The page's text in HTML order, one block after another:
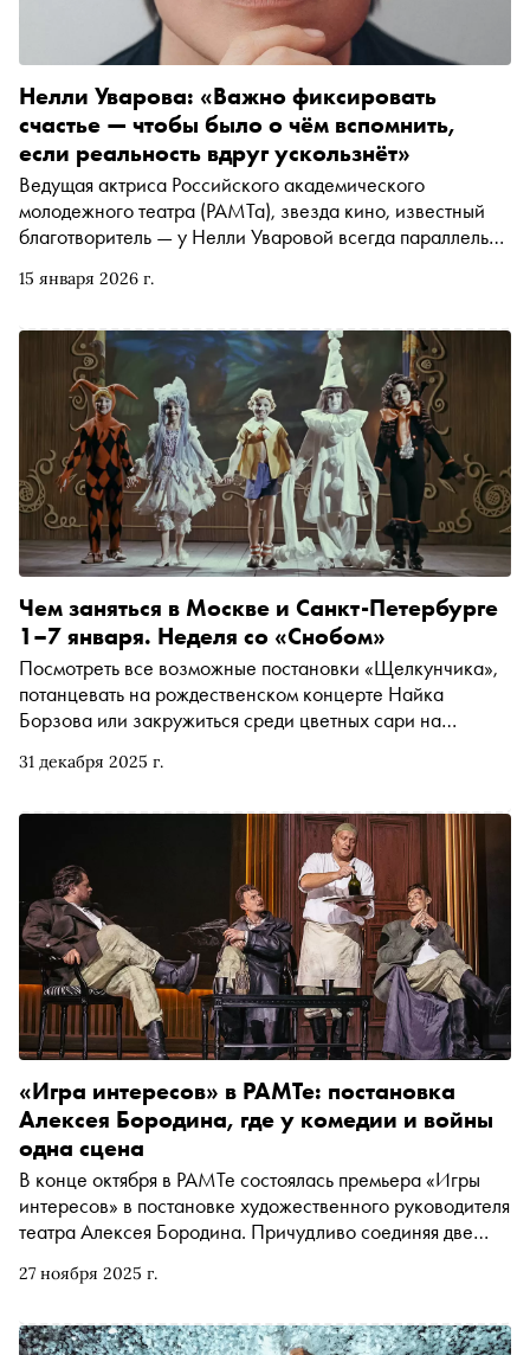
15 января 2026 г.
Нелли Уварова: «Важно фиксировать
счастье — чтобы было о чём вспомнить,
если реальность вдруг ускользнёт»
Ведущая актриса Российского академического
молодежного театра (РАМТа), звезда кино, известный
благотворитель — у Нелли Уваровой всегда параллельно
поговорил сразу о трёх её работах — роли в
пройдёт в Театре Наций 20 января), недавней премьере
«Игра интересов» в РАМТе, постановке «Три»
Екатерины Половцевой в «Кстати театре» и о планах на
будущее в театре и кино
31 декабря 2025 г.
Чем заняться в Москве и Санкт-Петербурге
1–7 января. Неделя со «Снобом»
Посмотреть все возможные постановки «Щелкунчика»,
потанцевать на рождественском концерте Найка
Борзова или закружиться среди цветных сари на
заняться и куда сходить на ближайшей неделе
27 ноября 2025 г.
«Игра интересов» в РАМТе: постановка
Алексея Бородина, где у комедии и войны
одна сцена
В конце октября в РАМТе состоялась премьера «Игры
интересов» в постановке художественного руководителя
театра Алексея Бородина. Причудливо соединяя две
литературе, испанца Хасинто Бенавенте, и «Конец пути»
вскрывает актуальный для нашего времени конфликт: